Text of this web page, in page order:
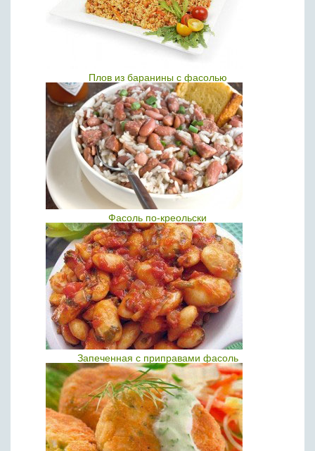
Плов из баранины с фасолью
Фасоль по-креольски
Запеченная с приправами фасоль